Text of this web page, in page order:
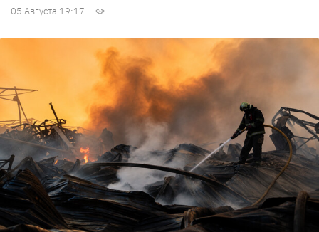
05 Августа 19:17